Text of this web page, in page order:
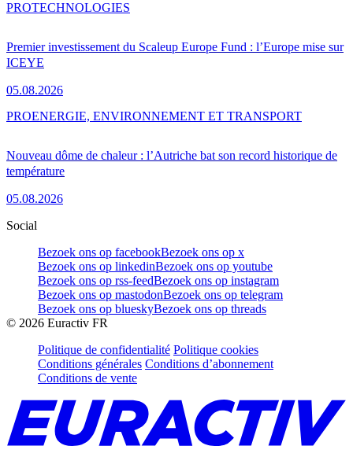
Premier investissement du Scaleup Europe Fund : l’Europe mise sur
ICEYE
05.08.2026
PROTECHNOLOGIES
Nouveau dôme de chaleur : l’Autriche bat son record historique de
température
05.08.2026
PROENERGIE, ENVIRONNEMENT ET TRANSPORT
Social
Bezoek ons op facebookBezoek ons op x
Bezoek ons op linkedinBezoek ons op youtube
Bezoek ons op rss-feedBezoek ons op instagram
Bezoek ons op mastodonBezoek ons op telegram
Bezoek ons op blueskyBezoek ons op threads
© 2026 Euractiv FR
Politique de confidentialité Politique cookies
Conditions générales Conditions d’abonnement
Conditions de vente